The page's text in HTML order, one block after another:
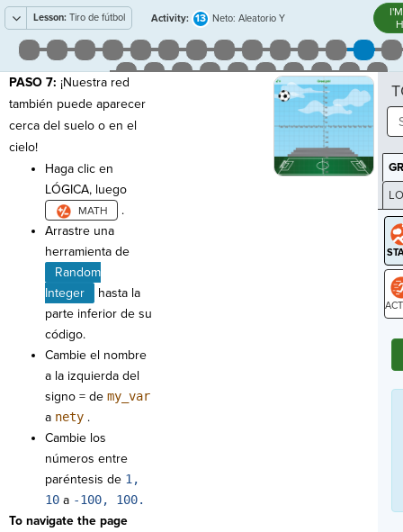
Lesson: Tiro de fútbol Activity: 13 Neto: Aleatorio Y
PASO 7: ¡Nuestra red
también puede aparecer
cerca del suelo o en el
cielo!
Haga clic en
LÓGICA, luego
.
Arrastre una
herramienta de
Random
Integer
hasta la
parte inferior de su
código.
Cambie el nombre
a la izquierda del
signo = de my_var
a nety .
Cambie los
números entre
paréntesis de 1,
10 a -100, 100.
To navigate the page